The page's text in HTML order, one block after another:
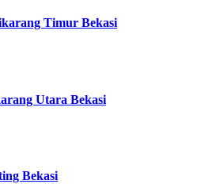
Timur Bekasi
Utara Bekasi
Bekasi